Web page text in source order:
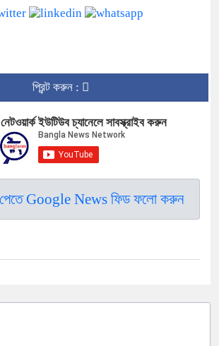
প্রিন্ট করুন :
ইউটিউব চ্যানেলে সাবস্ক্রাইব করুন
পেতে Google News ফিড ফলো করুন